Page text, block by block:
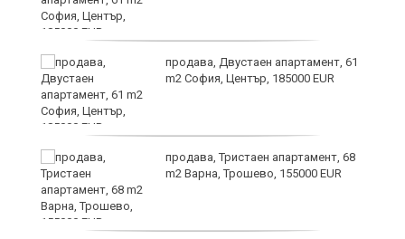
продава, Двустаен апартамент, 61
m2 София, Център, 185000 EUR
продава, Тристаен апартамент, 68
m2 Варна, Трошево, 155000 EUR